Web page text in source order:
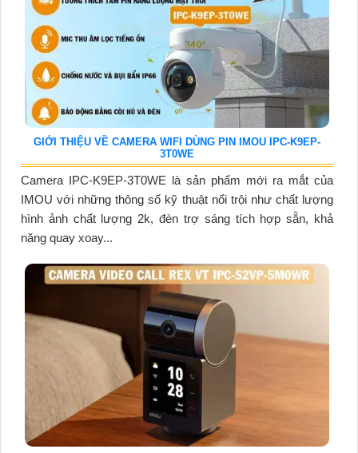
GIỚI THIỆU VỀ CAMERA WIFI DÙNG PIN IMOU IPC-K9EP-
3T0WE
Camera IPC-K9EP-3T0WE là sản phẩm mới ra mắt của
IMOU với những thông số kỹ thuật nổi trội như chất lượng
hình ảnh chất lượng 2k, đèn trợ sáng tích hợp sẵn, khả
năng quay xoay...